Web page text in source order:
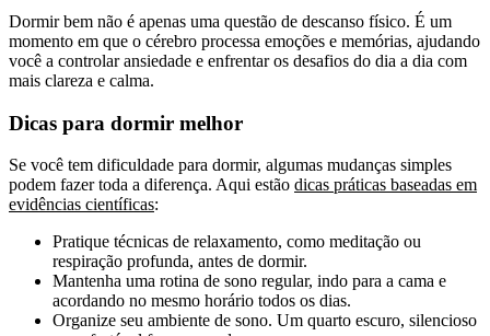
Dormir bem não é apenas uma questão de descanso físico. É um
momento em que o cérebro processa emoções e memórias, ajudando
você a controlar ansiedade e enfrentar os desafios do dia a dia com
mais clareza e calma.
Dicas para dormir melhor
Se você tem dificuldade para dormir, algumas mudanças simples
podem fazer toda a diferença. Aqui estão dicas práticas baseadas em
evidências científicas:
Pratique técnicas de relaxamento, como meditação ou
respiração profunda, antes de dormir.
Mantenha uma rotina de sono regular, indo para a cama e
acordando no mesmo horário todos os dias.
Organize seu ambiente de sono. Um quarto escuro, silencioso